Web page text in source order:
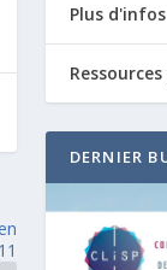
Plus
DERNIER